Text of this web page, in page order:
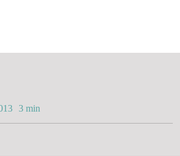
”var” borta från
3 min